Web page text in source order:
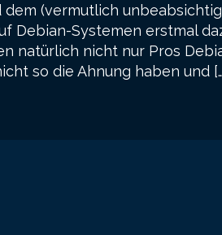
dem (vermutlich
Debian-Systemen erstmal
natürlich nicht nur Pros
so die Ahnung haben und